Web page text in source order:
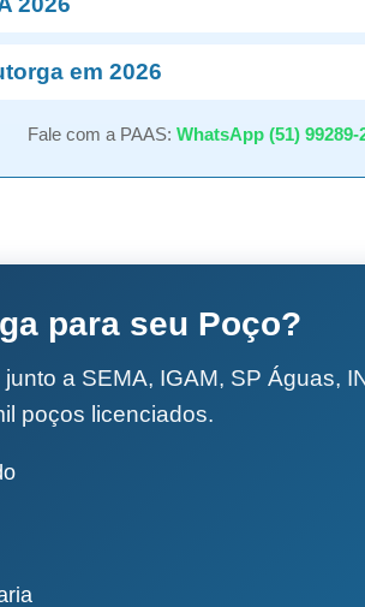
em 2026
Fale com a PAAS: WhatsApp (51) 99289-
para seu Poço?
a SEMA, IGAM, SP Águas,
poços licenciados.